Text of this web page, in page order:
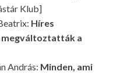
Klub]
Híres
a
András: Minden, ami